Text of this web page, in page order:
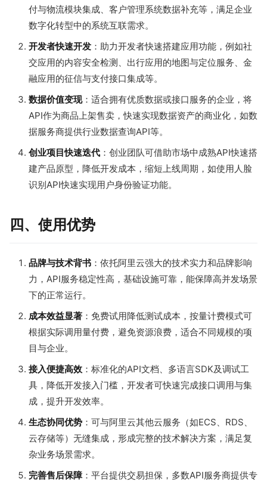
付与物流模块集成、客户管理系统数据补充等，满足企业
数字化转型中的系统互联需求。
开发者快速开发 ：助力开发者快速搭建应用功能，例如社
交应用的内容安全检测、出行应用的地图与定位服务、金
融应用的征信与支付接口集成等。
数据价值变现：适合拥有优质数据或接口服务的企业，将
API作为商品上架售卖，快速实现数据资产的商业化，如数
据服务商提供行业数据查询API等。
创业项目快速迭代 ：创业团队可借助市场中成熟API快速搭
建产品原型，降低开发成本，缩短上线周期，如使用人脸
识别API快速实现用户身份验证功能。
四、使用优势
品牌与技术背书 ：依托阿里云强大的技术实力和品牌影响
力，API服务稳定性高，基础设施可靠，能保障高并发场景
下的正常运行。
成本效益显著 ：免费试用降低测试成本，按量计费模式可
根据实际调用量付费，避免资源浪费，适合不同规模的项
目与企业。
接入便捷高效 ：标准化的API文档、多语言SDK及调试工
具，降低开发接入门槛，开发者可快速完成接口调用与集
成，提升开发效率。
生态协同优势 ：可与阿里云其他云服务（如ECS、RDS、
云存储等）无缝集成，形成完整的技术解决方案，满足复
杂业务场景需求。
完善售后保障：平台提供交易担保，多数API服务商提供专